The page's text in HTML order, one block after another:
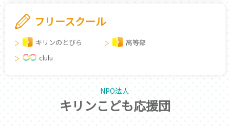
フリースクール
キリンのとびら
高等部
clulu
NPO法人
キリンこども応援団